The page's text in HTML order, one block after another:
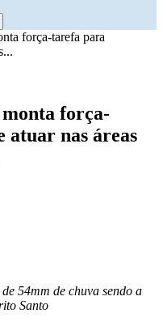
força-tarefa para
força-
nas áreas
54mm de chuva sendo a
Santo